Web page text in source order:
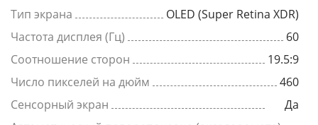
Тип экрана
OLED (Super Retina XDR)
Частота дисплея (Гц)
60
Соотношение сторон
19.5:9
Число пикселей на дюйм
460
Сенсорный экран
Да